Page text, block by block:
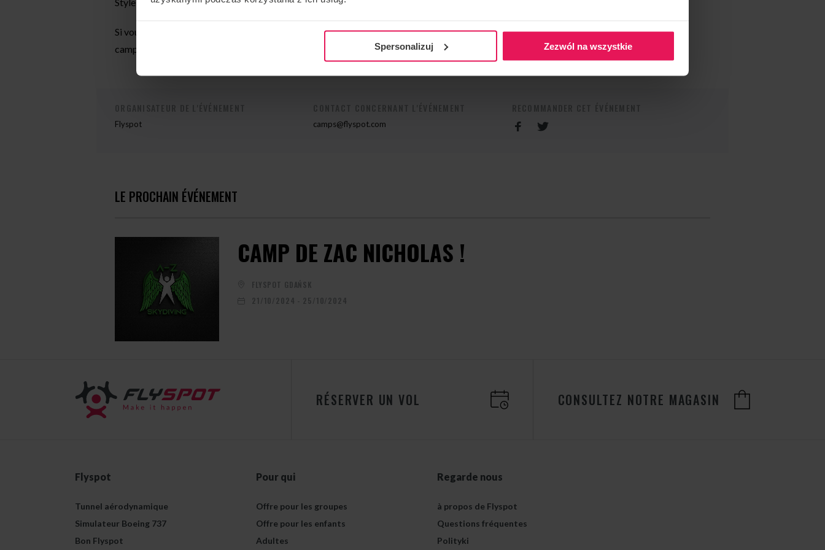
Spersonalizuj Zezwól na wszystkie
Si vous souhaitez rejoindre ce camp ou avez des questions, veuillez nous contacter à
camps@flyspot.com
Flyspot camps@flyspot.com
LE PROCHAIN ÉVÉNEMENT
CAMP DE ZAC NICHOLAS !
FLYSPOT GDAŃSK
21/10/2024 - 25/10/2024
RÉSERVER UN VOL CONSULTEZ NOTRE MAGASIN
Flyspot
Tunnel aérodynamique
Simulateur Boeing 737
Bon Flyspot
Pour qui
Offre pour les groupes
Offre pour les enfants
Adultes
Regarde nous
à propos de Flyspot
Questions fréquentes
Polityki